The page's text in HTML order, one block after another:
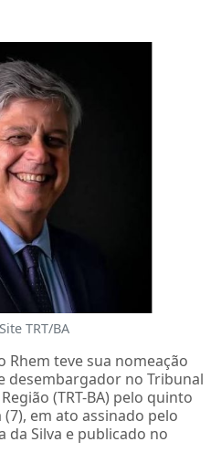
TRT/BA
Rhem teve sua nomeação
desembargador no Tribunal
(TRT-BA) pelo quinto
em ato assinado pelo
da Silva e publicado no